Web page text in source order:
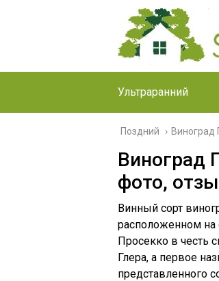
Ультраранний
Поздний › Виноград
Виноград
фото,
Винный сорт
расположенном на
Просекко в честь
Глера, а первое
представленного